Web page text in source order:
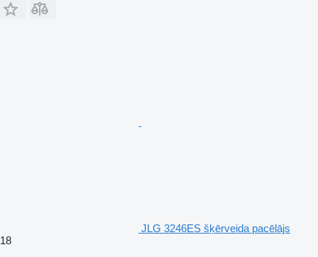
JLG 3246ES šķērveida pacēlājs
18